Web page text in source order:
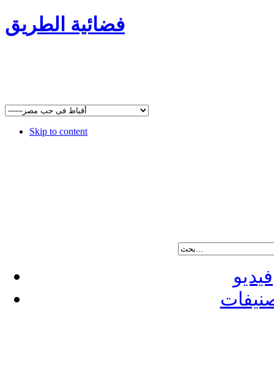
فضائية الطريق
Skip to content
فيديو